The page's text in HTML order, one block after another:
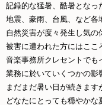
記録的な猛暑、酷暑となっ
地震、豪雨、台風、など各
自然災害が度々発生し気の
被害に遭われた方にはここ
音楽事務所クレセントでも
業務に於いていくつかの影
まだまだ暑い日が続きます
どなたにとっても穏やかな